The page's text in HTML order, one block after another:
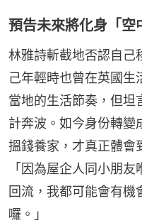
預告未來將化身「空
林雅詩斬截地否認自己
己年輕時也曾在英國生
當地的生活節奏，但坦
計奔波。如今身份轉變
搵錢養家，才真正體會
「因為屋企人同小朋
回流，我都可能會有
囉。」